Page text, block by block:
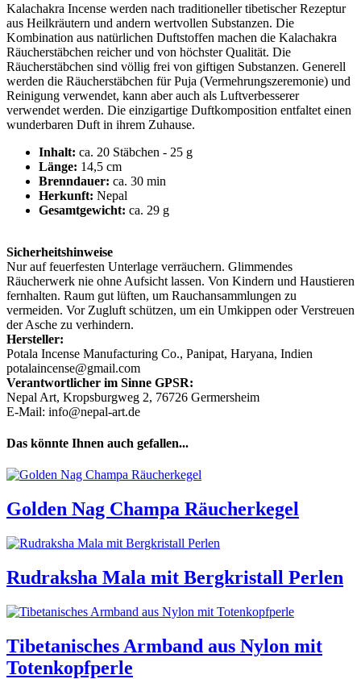
Kalachakra Incense werden nach traditioneller tibetischer Rezeptur
aus Heilkräutern und andern wertvollen Substanzen. Die
Kombination aus natürlichen Duftstoffen machen die Kalachakra
Räucherstäbchen reicher und von höchster Qualität. Die
Räucherstäbchen sind völlig frei von giftigen Substanzen. Generell
werden die Räucherstäbchen für Puja (Vermehrungszeremonie) und
Reinigung verwendet, kann aber auch als Luftverbesserer
verwendet werden. Die einzigartige Duftkomposition entfaltet einen
wunderbaren Duft in ihrem Zuhause.
Inhalt: ca. 20 Stäbchen - 25 g
Länge: 14,5 cm
Brenndauer: ca. 30 min
Herkunft: Nepal
Gesamtgewicht: ca. 29 g
Sicherheitshinweise
Nur auf feuerfesten Unterlage verräuchern. Glimmendes
Räucherwerk nie ohne Aufsicht lassen. Von Kindern und Haustieren
fernhalten. Raum gut lüften, um Rauchansammlungen zu
vermeiden. Vor Zugluft schützen, um ein Umkippen oder Verstreuen
der Asche zu verhindern.
Hersteller:
Potala Incense Manufacturing Co., Panipat, Haryana, Indien
potalaincense@gmail.com
Verantwortlicher im Sinne GPSR:
Nepal Art, Kropsburgweg 2, 76726 Germersheim
E-Mail: info@nepal-art.de
Das könnte Ihnen auch gefallen...
Golden Nag Champa Räucherkegel
Rudraksha Mala mit Bergkristall Perlen
Tibetanisches Armband aus Nylon mit
Totenkopfperle